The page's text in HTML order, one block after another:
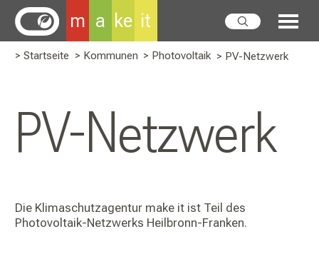
m a ke it
> Startseite > Kommunen > Photovoltaik > PV-Netzwerk
PV-Netzwerk
Die Klimaschutzagentur make it ist Teil des
Photovoltaik-Netzwerks Heilbronn-Franken.